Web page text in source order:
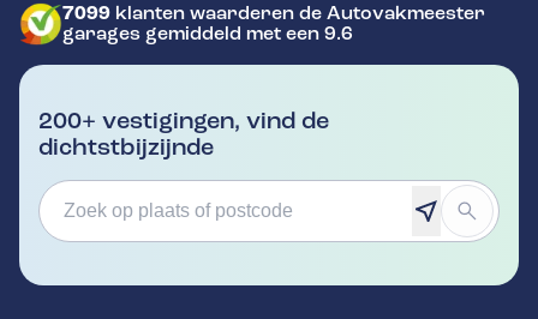
GA NAAR DE HOMEPAGINA
7099 klanten waarderen de Autovakmeester
garages gemiddeld met een 9.6
200+ vestigingen, vind de
dichtstbijzijnde